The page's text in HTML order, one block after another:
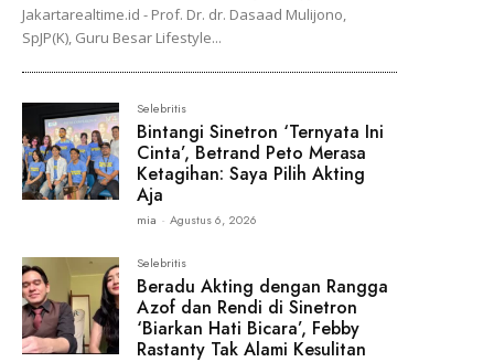
Jakartarealtime.id - Prof. Dr. dr. Dasaad Mulijono,
SpJP(K), Guru Besar Lifestyle...
Selebritis
Bintangi Sinetron ‘Ternyata Ini
Cinta’, Betrand Peto Merasa
Ketagihan: Saya Pilih Akting
Aja
mia - Agustus 6, 2026
Selebritis
Beradu Akting dengan Rangga
Azof dan Rendi di Sinetron
‘Biarkan Hati Bicara’, Febby
Rastanty Tak Alami Kesulitan